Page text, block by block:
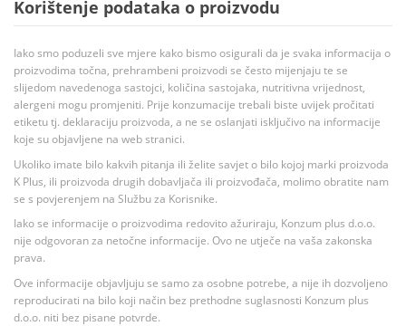
Korištenje podataka o proizvodu
Iako smo poduzeli sve mjere kako bismo osigurali da je svaka informacija o
proizvodima točna, prehrambeni proizvodi se često mijenjaju te se
slijedom navedenoga sastojci, količina sastojaka, nutritivna vrijednost,
alergeni mogu promjeniti. Prije konzumacije trebali biste uvijek pročitati
etiketu tj. deklaraciju proizvoda, a ne se oslanjati isključivo na informacije
koje su objavljene na web stranici.
Ukoliko imate bilo kakvih pitanja ili želite savjet o bilo kojoj marki proizvoda
K Plus, ili proizvoda drugih dobavljača ili proizvođača, molimo obratite nam
se s povjerenjem na Službu za Korisnike.
Iako se informacije o proizvodima redovito ažuriraju, Konzum plus d.o.o.
nije odgovoran za netočne informacije. Ovo ne utječe na vaša zakonska
prava.
Ove informacije objavljuju se samo za osobne potrebe, a nije ih dozvoljeno
reproducirati na bilo koji način bez prethodne suglasnosti Konzum plus
d.o.o. niti bez pisane potvrde.